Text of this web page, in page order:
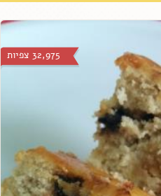
32,975 צפיות